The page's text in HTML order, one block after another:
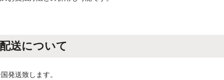
配送について
発送致します。